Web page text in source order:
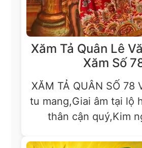
Xăm Tả Quân Lê
Xăm Số
XĂM TẢ QUÂN SỐ 78
tu mang,Giai âm tại lộ
thân cận quý,Kim